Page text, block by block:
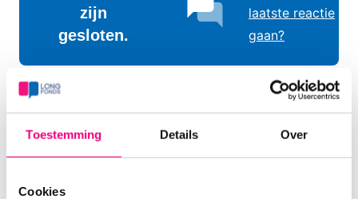
Toestemming Details Over
Cookies
zijn
gesloten.
laatste reactie
gaan?
Longarts Frans Krouwels Zorgprofessional
24-10-2005 om 13:02 uur